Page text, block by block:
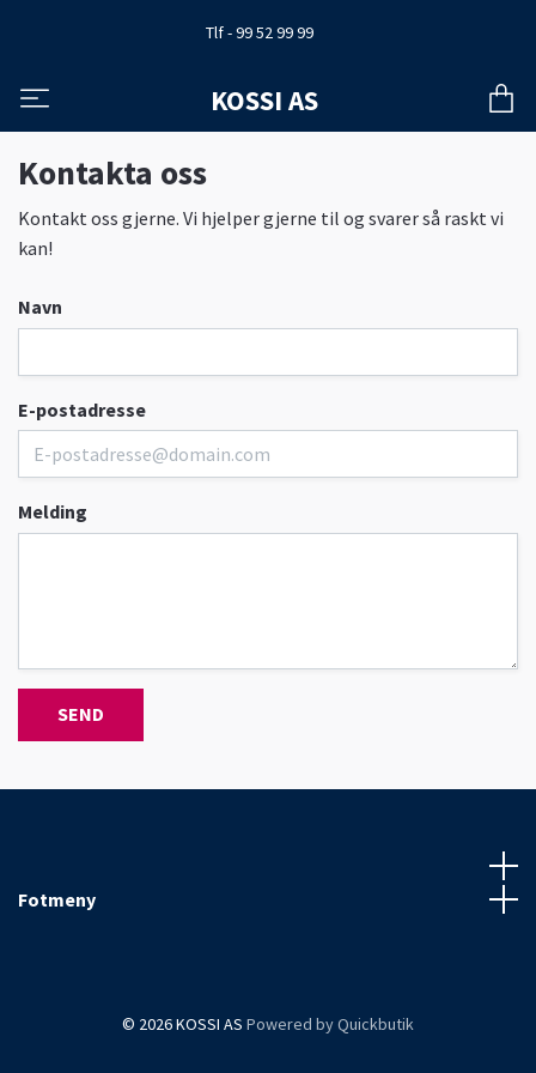
Tlf - 99 52 99 99
KOSSI AS
Kontakta oss
Kontakt oss gjerne. Vi hjelper gjerne til og svarer så raskt vi
kan!
Navn
E-postadresse
Melding
SEND
Fotmeny
© 2026 KOSSI AS Powered by Quickbutik